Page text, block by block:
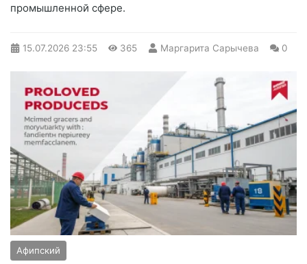
промышленной сфере.
15.07.2026 23:55 365 Маргарита Сарычева 0
Афипский